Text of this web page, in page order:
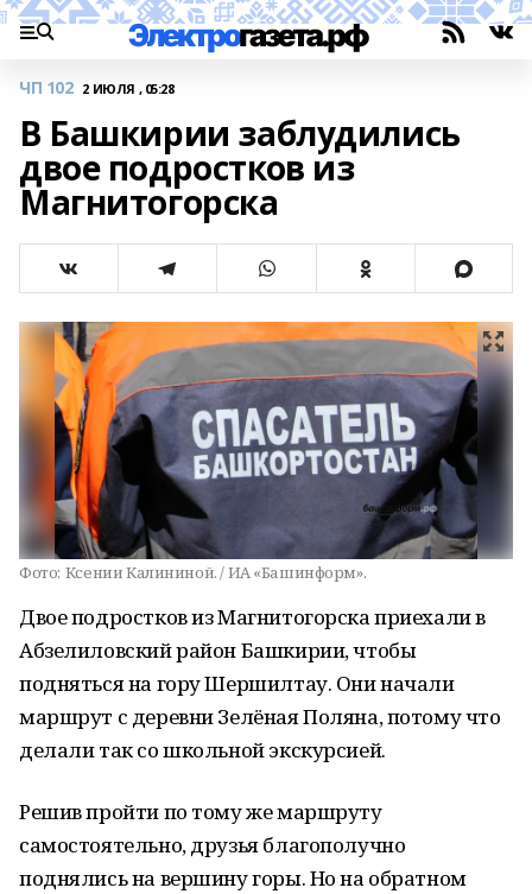
ЧП 102 2 ИЮЛЯ , 05:28
В Башкирии заблудились
двое подростков из
Магнитогорска
Фото: Ксении Калининой. / ИА «Башинформ».
Двое подростков из Магнитогорска приехали в
Абзелиловский район Башкирии, чтобы
подняться на гору Шершилтау. Они начали
маршрут с деревни Зелёная Поляна, потому что
делали так со школьной экскурсией.
Решив пройти по тому же маршруту
самостоятельно, друзья благополучно
поднялись на вершину горы. Но на обратном